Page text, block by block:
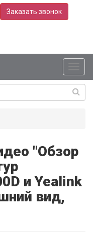
Заказать звонок
"Обзор
и Yealink
вид,